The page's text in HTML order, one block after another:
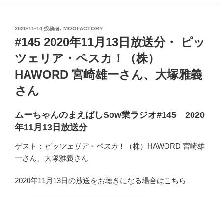
投
稿
日:
2020-11-14 投稿者: MOOFACTORY
#145 2020年11月13日放送分・ ピッ
ツェリア・ペスカ！（株）
HAWORD 宮崎雄一さん、大塚雅義
さん
ムーちゃんのまえばしSow業ラジオ#145 2020
年11月13日放送分
ゲスト： ピッツェリア・ ペスカ ！（株）HAWORD 宮崎雄
一さん、大塚雅義さん
2020年11月13日の放送をお聴きになる場合はこちら